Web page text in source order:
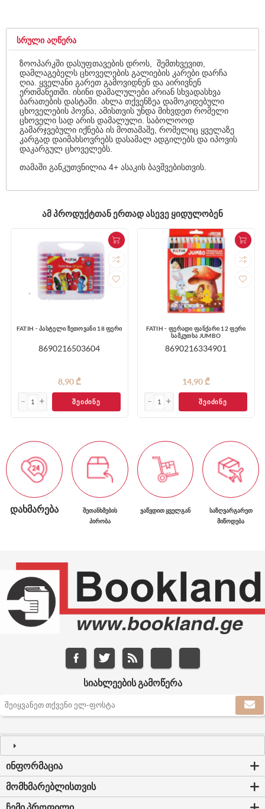
ᲡᲠᲣᲚᲘ ᲐᲦᲬᲔᲠᲐ
ზოოპარკში დასუფთავების დროს, შემთხვევით,
დამლაგებელს ცხოველების გალიების კარები დარჩა
ღია. ყველანი გარეთ გამოვიდნენ და აირივნენ
ერთმანეთში. ისინი დამალულები არიან სხვადასხვა
ბარათების დასტაში. ახლა თქვენზეა დამოკიდებული
ცხოველების პოვნა, ამისთვის უნდა მიხვდეთ რომელი
ცხოველი სად არის დამალული. საბოლოოდ
გამარჯვებული იქნება ის მოთამაშე, რომელიც ყველაზე
კარგად დაიმახსოვრებს დასამალ ადგილებს და იპოვის
დაკარგულ ცხოველებს.
თამაში განკუთვნილია 4+ ასაკის ბავშვებისთვის.
ᲐᲛ ᲞᲠᲝᲓᲣᲥᲢᲗᲐᲜ ᲔᲠᲗᲐᲓ ᲐᲡᲔᲕᲔ ᲧᲘᲓᲣᲚᲝᲑᲔᲜ
FATIH - პასტელი ზეთოვანი 18 ფერი
8690216503604
8,90 ₾
ᲨᲔᲘᲫᲘᲜᲔ
FATIH - ფერადი ფანქარი 12 ფერი
სამკუთხა JUMBO
8690216334901
14,90 ₾
ᲨᲔᲘᲫᲘᲜᲔ
ᲓᲐᲮᲛᲐᲠᲔᲑᲐ
ᲨᲔᲗᲐᲜᲮᲛᲔᲑᲘᲡ
ᲞᲘᲠᲝᲑᲐ
ᲕᲐᲬᲕᲓᲘᲗ ᲧᲕᲔᲚᲒᲐᲜ
ᲡᲐᲖᲦᲕᲐᲠᲒᲐᲠᲔᲗ
ᲛᲘᲬᲝᲓᲔᲑᲐ
ᲡᲘᲐᲮᲚᲔᲔᲑᲘᲡ ᲒᲐᲛᲝᲬᲔᲠᲐ
ᲘᲜᲤᲝᲠᲛᲐᲪᲘᲐ
ᲛᲝᲛᲮᲛᲐᲠᲔᲑᲚᲘᲡᲗᲕᲘᲡ